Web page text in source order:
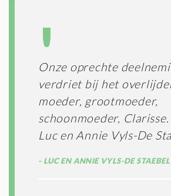
Onze oprechte
verdriet bij het
moeder, grootmoeder,
schoonmoeder, Clarisse.
Luc en Annie Vyls-De
LUC EN ANNIE VYLS-DE STAEBEL